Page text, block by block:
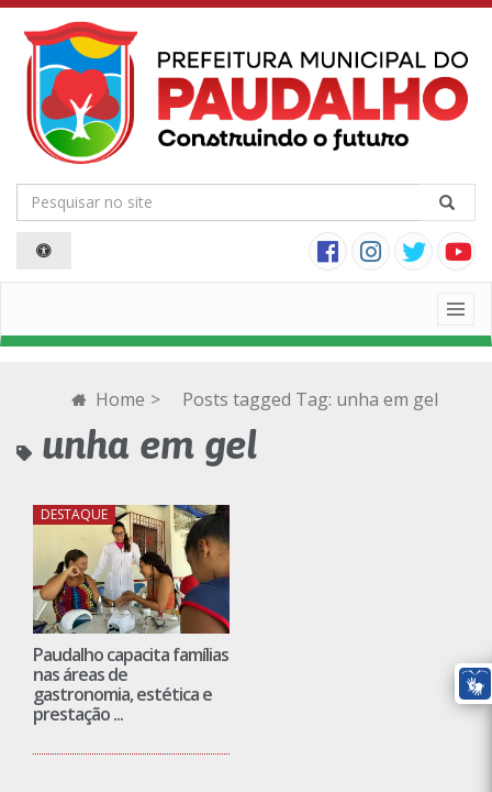
Home > Posts tagged Tag: unha em gel
unha em gel
DESTAQUE
Paudalho capacita famílias
nas áreas de
gastronomia, estética e
prestação ...